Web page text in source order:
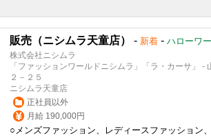
販売（ニシムラ天童店） - 新着 - ハローワ
株式会社ニシムラ
「ファッションワールドニシムラ」「ラ・カーサ」 -
２－２５
ニシムラ天童店
正社員以外
月給 190,000円
○メンズファッション 、レディース ファッション